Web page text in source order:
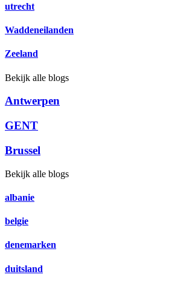
utrecht
Waddeneilanden
Zeeland
Bekijk alle blogs
Antwerpen
GENT
Brussel
Bekijk alle blogs
albanie
belgie
denemarken
duitsland